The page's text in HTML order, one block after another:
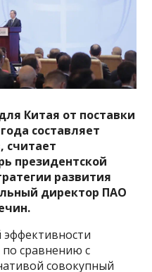
Китая от поставки
составляет
считает
президентской
развития
директор ПАО
эффективности
по сравнению с
совокупный